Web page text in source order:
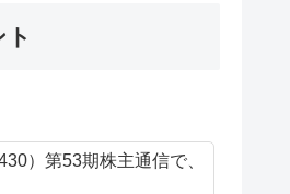
）第53期株主通信で、